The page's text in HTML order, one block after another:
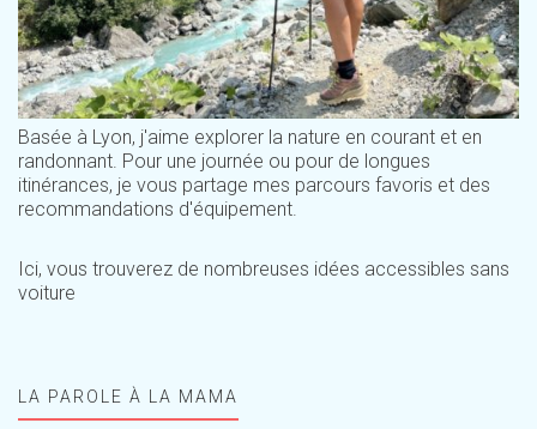
Basée à Lyon, j'aime explorer la nature en courant et en
randonnant. Pour une journée ou pour de longues
itinérances, je vous partage mes parcours favoris et des
recommandations d'équipement.
Ici, vous trouverez de nombreuses idées accessibles sans
voiture
LA PAROLE À LA MAMA